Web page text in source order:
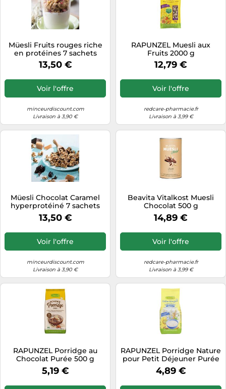
Müesli Fruits rouges riche
en protéines 7 sachets
Dietisnack
13,50 €
Voir l'offre
minceurdiscount.com
Livraison à 3,90 €
RAPUNZEL Muesli aux
Fruits 2000 g
12,79 €
Voir l'offre
redcare-pharmacie.fr
Livraison à 3,99 €
Müesli Chocolat Caramel
hyperprotéiné 7 sachets
Dietisnack
13,50 €
Voir l'offre
minceurdiscount.com
Livraison à 3,90 €
Beavita Vitalkost Muesli
Chocolat 500 g
14,89 €
Voir l'offre
redcare-pharmacie.fr
Livraison à 3,99 €
RAPUNZEL Porridge au
Chocolat Purée 500 g
5,19 €
RAPUNZEL Porridge Nature
pour Petit Déjeuner Purée
500 g
4,89 €